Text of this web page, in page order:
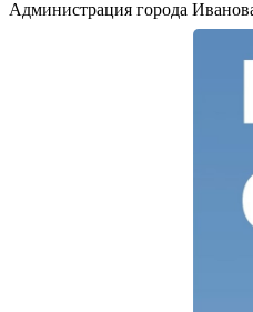
Администрация города